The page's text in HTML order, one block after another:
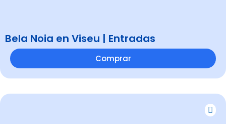
Bela Noia en Viseu | Entradas
Comprar